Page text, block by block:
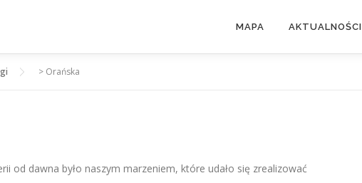
MAPA AKTUALNOŚCI
> Orańska
od dawna było naszym marzeniem, które udało się zrealizować